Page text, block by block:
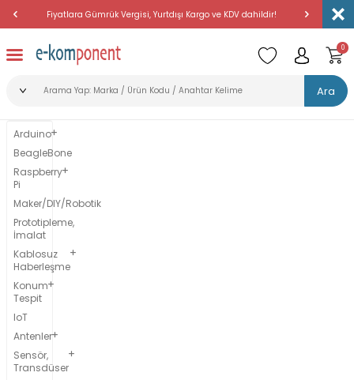
Fiyatlara Gümrük Vergisi, Yurtdışı Kargo ve KDV dahildir!
Ara
0
Arduino
BeagleBone
Raspberry
Pi
Maker/DIY/Robotik
Prototipleme,
İmalat
Kablosuz
Haberleşme
Konum
Tespit
IoT
Antenler
Sensör,
Transdüser